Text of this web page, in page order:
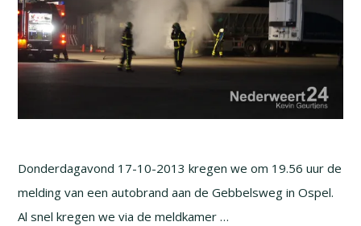
Donderdagavond 17-10-2013 kregen we om 19.56 uur de
melding van een autobrand aan de Gebbelsweg in Ospel.
Al snel kregen we via de meldkamer …